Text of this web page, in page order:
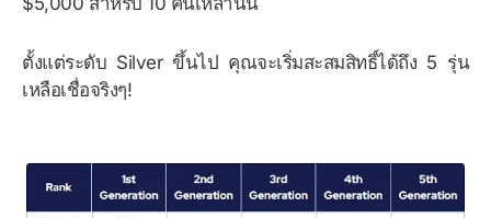
ตั้งแต่ระดับ Silver ขึ้นไป คุณจะเริ่มสะสมสิทธิ์ได้ถึง 5 รุ่น
เหลือเชื่อจริงๆ!